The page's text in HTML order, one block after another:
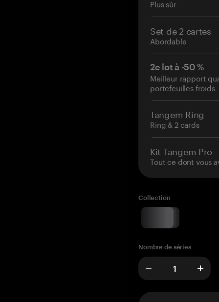
Plus sûr
Set de 2 cartes
Abordable
2e lot à -50 %
Meilleur rapport
portefeuilles froids
Tangem Ring
Ring & 2 cards
Kit Tangem Pro
Tout ce dont vous
Collection
Nombre de séries